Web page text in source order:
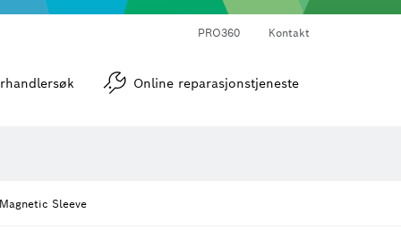
PRO360 Kontakt
Online reparasjonstjeneste
Sleeve